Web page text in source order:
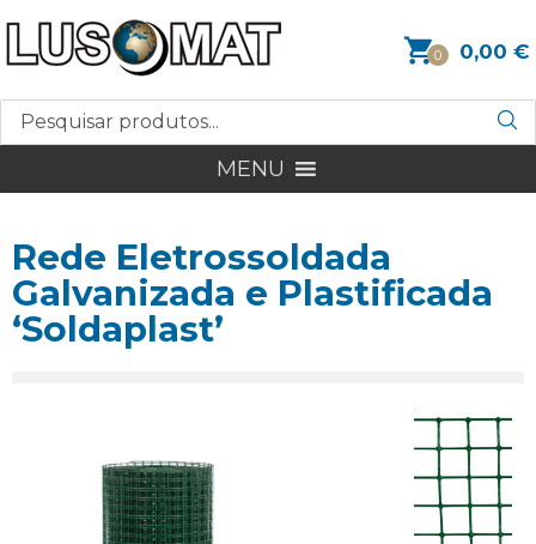
0 0,00 €
MENU
Rede Eletrossoldada
Galvanizada e Plastificada
‘Soldaplast’